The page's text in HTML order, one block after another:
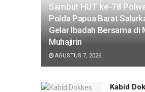
Sambut HUT ke-78
Polda Papua Barat
Gelar Ibadah Bersama di
Muhajirin
AGUSTUS 7, 2026
Kabid